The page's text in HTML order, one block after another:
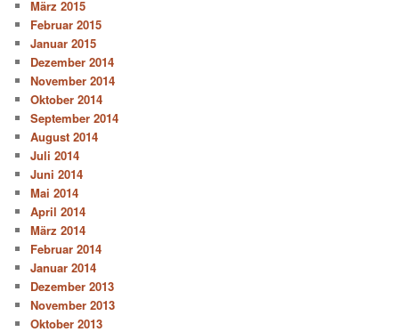
März 2015
Februar 2015
Januar 2015
Dezember 2014
November 2014
Oktober 2014
September 2014
August 2014
Juli 2014
Juni 2014
Mai 2014
April 2014
März 2014
Februar 2014
Januar 2014
Dezember 2013
November 2013
Oktober 2013